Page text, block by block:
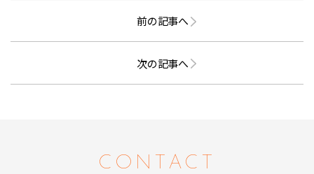
前の記事へ
次の記事へ
CONTACT